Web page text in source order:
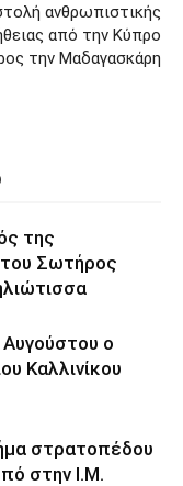
ανθρωπιστικής
από την Κύπρο
την Μαδαγασκάρη
της
Σωτήρος
ο
Καλλινίκου
στρατοπέδου
στην Ι.Μ.